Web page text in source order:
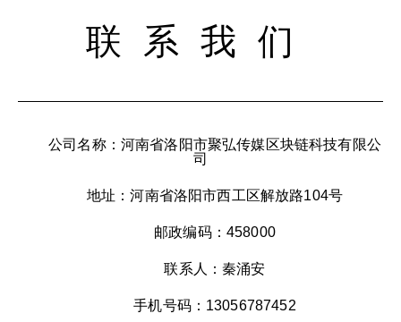
联系我们
公司名称：河南省洛阳市聚弘传媒区块链科技有限公
司
地址：河南省洛阳市西工区解放路104号
邮政编码：458000
联系人：秦涌安
手机号码：13056787452